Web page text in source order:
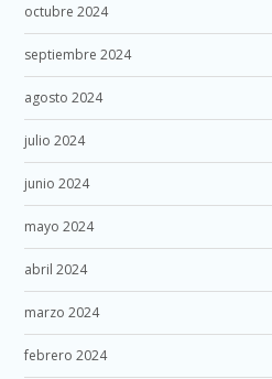
octubre 2024
septiembre 2024
agosto 2024
julio 2024
junio 2024
mayo 2024
abril 2024
marzo 2024
febrero 2024